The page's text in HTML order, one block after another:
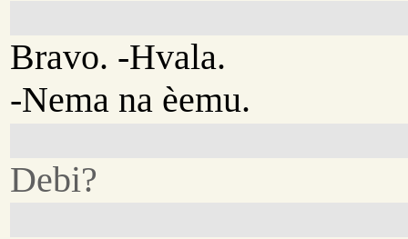
Bravo. -Hvala.
-Nema na èemu.
Debi?